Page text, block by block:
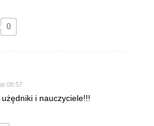
0
08:57
i nauczyciele!!!